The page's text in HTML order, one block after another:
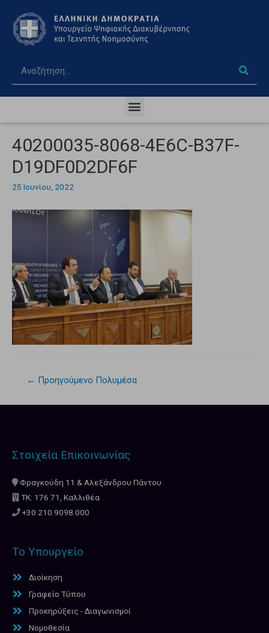
40200035-8068-4E6C-B37F-
D19DF0D2DF6F
25 Ιουνίου, 2022
← Προηγούμενο Πολυμέσα
Στοιχεία Επικοινωνίας
Φραγκούδη 11 & Αλεξάνδρου Πάντου
ΤΚ: 176 71, Καλλιθέα
+30 210.9098.000
Το Υπουργείο
Διοίκηση
Γραφείο Τύπου
Προκηρύξεις - Διαγωνισμοί
Νομοθεσία